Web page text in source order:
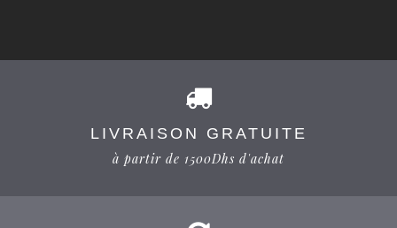
LIVRAISON GRATUITE
à partir de 1500Dhs d'achat